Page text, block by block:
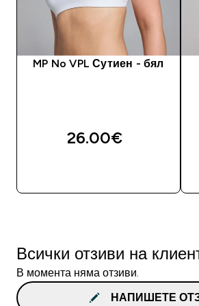
MP No VPL Сутиен - бял
26.00€‎
Всички отзиви на
В момента няма отзиви.
НАПИШЕТЕ